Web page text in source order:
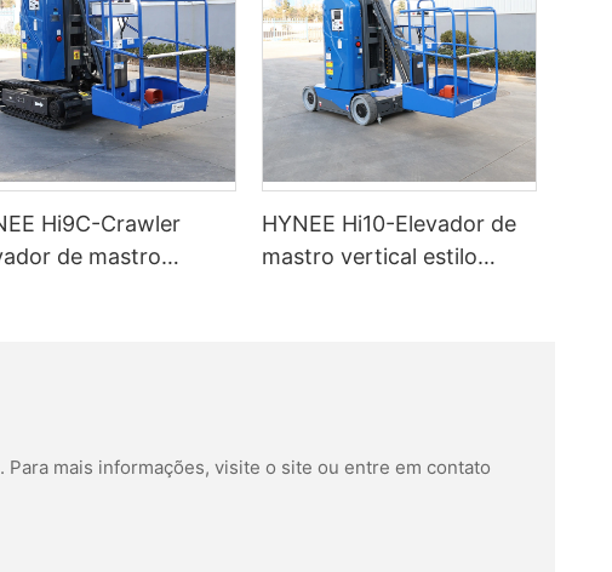
Hi9C-Crawler
de mastro
HYNEE Hi10-Elevador de
mastro vertical estilo
mais informações, visite o site ou entre em contato